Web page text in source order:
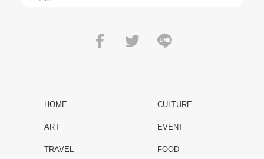
HOME CULTURE
ART EVENT
TRAVEL FOOD